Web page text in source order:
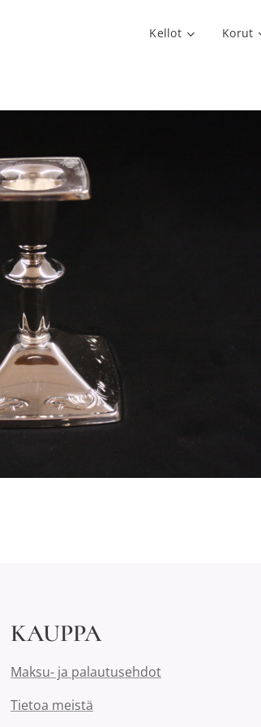
Kellot Korut
KAUPPA
Maksu- ja palautusehdot
Tietoa meistä